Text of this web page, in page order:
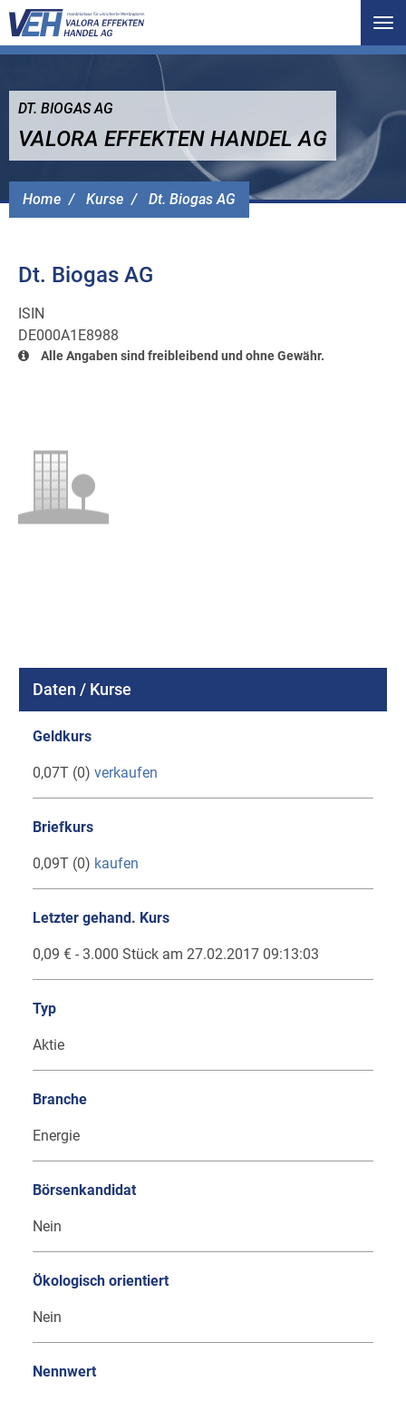
Home Kurse Dt. Biogas AG
DT. BIOGAS AG
VALORA EFFEKTEN HANDEL AG
Dt. Biogas AG
ISIN
DE000A1E8988
Alle Angaben sind freibleibend und ohne Gewähr.
Daten / Kurse
Geldkurs
0,07T (0) verkaufen
Briefkurs
0,09T (0) kaufen
Letzter gehand. Kurs
0,09 € - 3.000 Stück am 27.02.2017 09:13:03
Typ
Aktie
Branche
Energie
Börsenkandidat
Nein
Ökologisch orientiert
Nein
Nennwert